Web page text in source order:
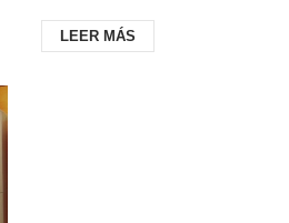
inversiones verdes en el bloque
co...
LEER MÁS